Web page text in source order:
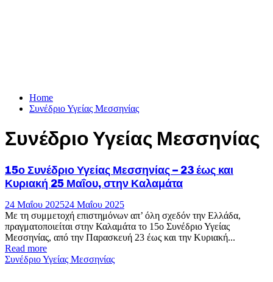
Home
Συνέδριο Υγείας Μεσσηνίας
Συνέδριο Υγείας Μεσσηνίας
15ο Συνέδριο Υγείας Μεσσηνίας – 23 έως και
Κυριακή 25 Μαΐου, στην Καλαμάτα
24 Μαΐου 202524 Μαΐου 2025
Με τη συμμετοχή επιστημόνων απ’ όλη σχεδόν την Ελλάδα,
πραγματοποιείται στην Καλαμάτα το 15ο Συνέδριο Υγείας
Μεσσηνίας, από την Παρασκευή 23 έως και την Κυριακή...
Read more
Συνέδριο Υγείας Μεσσηνίας